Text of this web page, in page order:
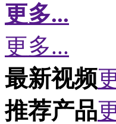
更多...
更多...
最新视频
推荐产品